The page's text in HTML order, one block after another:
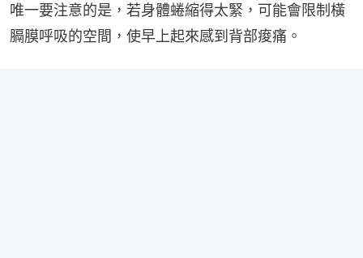
唯一要注意的是，若身體蜷縮得太緊，可能會限制橫
膈膜呼吸的空間，使早上起來感到背部痠痛。